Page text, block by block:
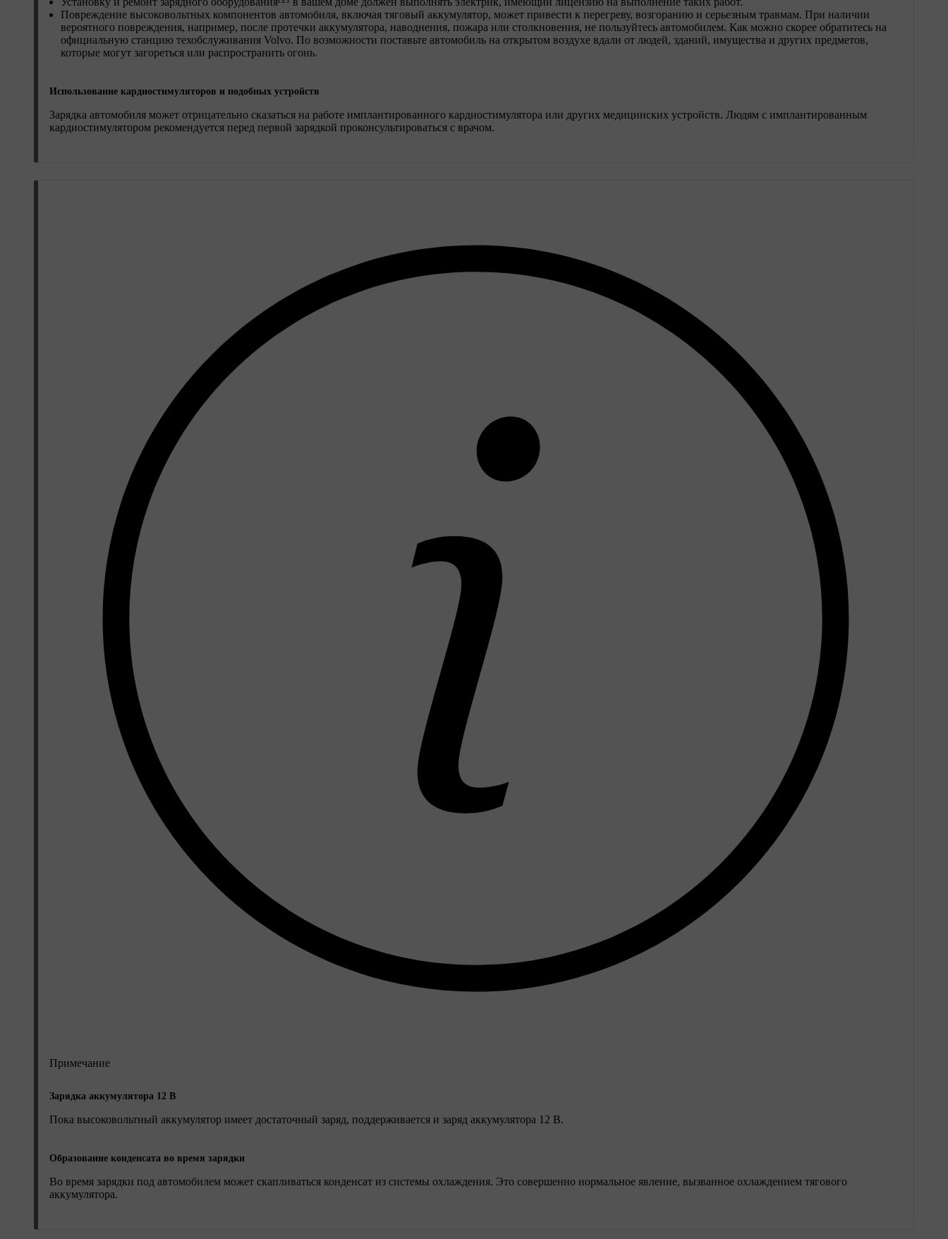
Повреждение высоковольтных компонентов автомобиля, включая тяговый аккумулятор, может привести к перегреву, возгоранию и серьезным травмам. При наличии
вероятного повреждения, например, после протечки аккумулятора, наводнения, пожара или столкновения, не пользуйтесь автомобилем. Как можно скорее обратитесь на
официальную станцию техобслуживания Volvo. По возможности поставьте автомобиль на открытом воздухе вдали от людей, зданий, имущества и других предметов,
которые могут загореться или распространить огонь.
Использование кардиостимуляторов и подобных устройств
Зарядка автомобиля может отрицательно сказаться на работе имплантированного кардиостимулятора или других медицинских устройств. Людям с имплантированным
кардиостимулятором рекомендуется перед первой зарядкой проконсультироваться с врачом.
Примечание
Зарядка аккумулятора 12 В
Пока высоковольтный аккумулятор имеет достаточный заряд, поддерживается и заряд аккумулятора 12 В.
Образование конденсата во время зарядки
Во время зарядки под автомобилем может скапливаться конденсат из системы охлаждения. Это совершенно нормальное явление, вызванное охлаждением тягового
аккумулятора.